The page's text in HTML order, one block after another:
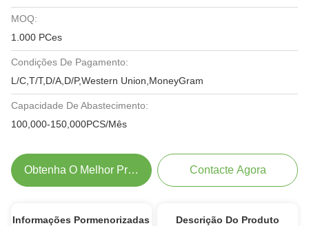
MOQ:
1.000 PCes
Condições De Pagamento:
L/C,T/T,D/A,D/P,Western Union,MoneyGram
Capacidade De Abastecimento:
100,000-150,000PCS/Mês
Obtenha O Melhor Preço Contacte Agora
Informações Pormenorizadas Descrição Do Produto